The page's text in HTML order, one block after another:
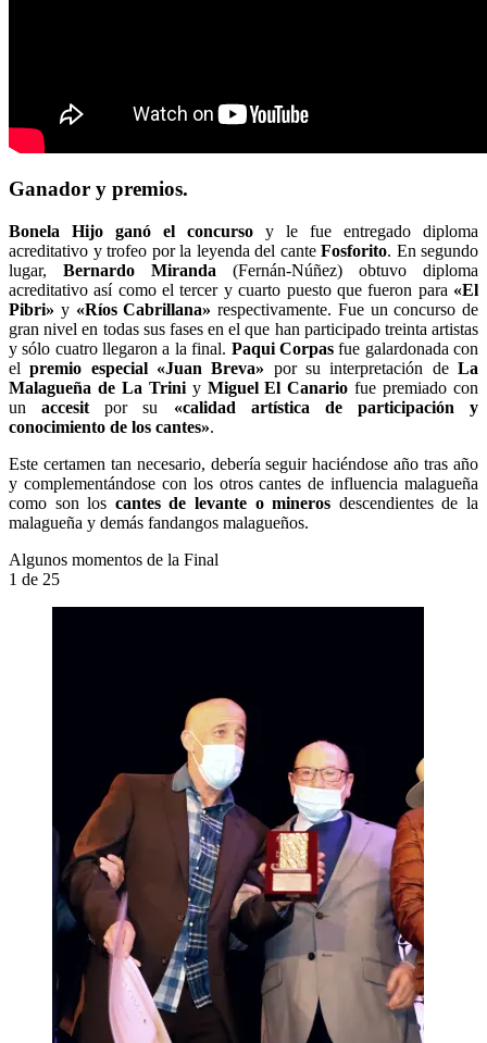
Ganador y premios.
Bonela Hijo ganó el concurso y le fue entregado diploma
acreditativo y trofeo por la leyenda del cante Fosforito. En segundo
lugar, Bernardo Miranda (Fernán-Núñez) obtuvo diploma
acreditativo así como el tercer y cuarto puesto que fueron para «El
Pibri» y «Ríos Cabrillana» respectivamente. Fue un concurso de
gran nivel en todas sus fases en el que han participado treinta artistas
y sólo cuatro llegaron a la final. Paqui Corpasfue galardonada con
elpremio especial «Juan Breva» por su interpretación deLa
Malagueña de La Triniy Miguel El Canario fue premiado con
unaccesit por su «calidad artística de participación y
conocimiento de los cantes».
Este certamen tan necesario, debería seguir haciéndose año tras año
y complementándose con los otros cantes de influencia malagueña
como son los cantes de levante o mineros descendientes de la
malagueña y demás fandangos malagueños.
Algunos momentos de la Final
1 de 25